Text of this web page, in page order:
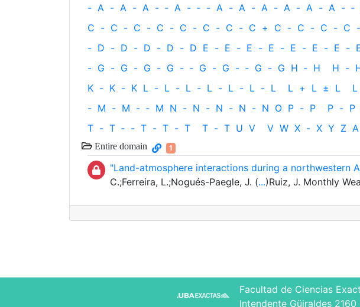
- A - A - A - ‐ A - ‐ - A - A - A - A - A - A - ‐
C - C - C - C - C - C - C - C + C - C - C - C -
- D - D - D - D - D E - E - E - E - E - E - E -
- G - G - G - G - ‐ G - G - ‐ G - G H ‐ H H -
K - K - K L - L - L - L - L - L - L L + L ± L L
- M - M - ‐ M N - N - N - N - N O P - P P - P
T - T ‐ - T - T - T T - T U V V W X - X Y Z Α
Entire domain 1
"Land-atmosphere interactions during a northwestern
C.;Ferreira, L.;Nogués-Paegle, J. (...)Ruiz, J. Monthly
Facultad de Ciencias
Intendente Güiraldes